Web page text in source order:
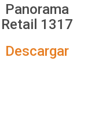
Panorama
Retail 1317
Descargar